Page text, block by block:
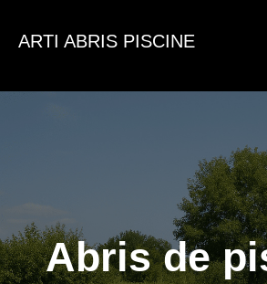
ARTI ABRIS PISCINE
Abris de